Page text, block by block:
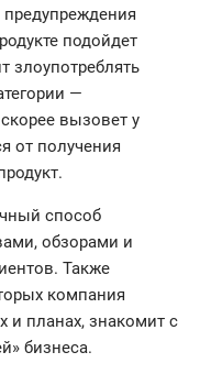
подойдет
злоупотреблять
—
вызовет у
от получения
способ
обзорами и
Также
компания
и планах, знакомит с
бизнеса.